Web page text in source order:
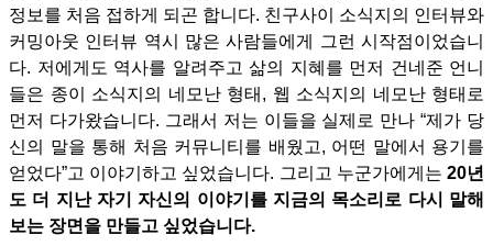
정보를 처음 접하게 되곤 합니다. 친구사이 소식지의 인터뷰와
커밍아웃 인터뷰 역시 많은 사람들에게 그런 시작점이었습니
다. 저에게도 역사를 알려주고 삶의 지혜를 먼저 건네준 언니
들은 종이 소식지의 네모난 형태, 웹 소식지의 네모난 형태로
먼저 다가왔습니다. 그래서 저는 이들을 실제로 만나 “제가 당
신의 말을 통해 처음 커뮤니티를 배웠고, 어떤 말에서 용기를
얻었다”고 이야기하고 싶었습니다. 그리고 누군가에게는 20년
도 더 지난 자기 자신의 이야기를 지금의 목소리로 다시 말해
보는 장면을 만들고 싶었습니다.